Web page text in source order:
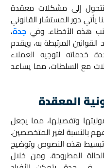
تتحول إلى مشكلات معقدة
يأتي دور المستشار القانوني
هذه الأخطاء. وفي جدة،
المرتبطة به، ويقدم
لتوجيه العملاء
مع السلطات، مما يساعد
المعقدة
وتفصيلها، مما يجعل
بالنسبة لغير المتخصصين.
تبسيط هذه النصوص وتوضيح
المطروحة. ومن خلال